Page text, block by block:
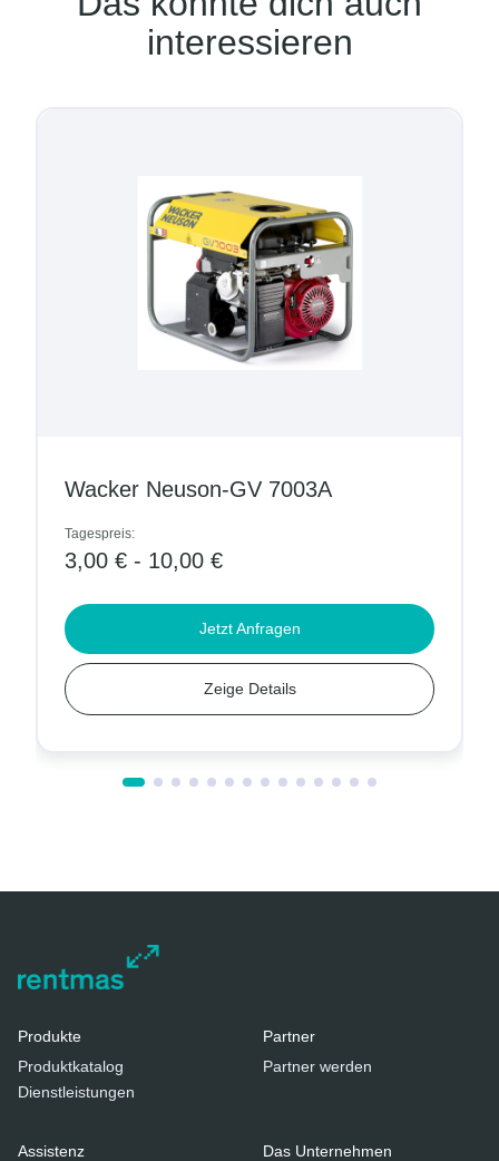
interessieren
Wacker Neuson-GV 7003A
Tagespreis:
3,00 € - 10,00 €
Zeige Details
Jetzt Anfragen
Produkte
Produktkatalog
Dienstleistungen
Partner
Partner werden
Assistenz
Das Unternehmen